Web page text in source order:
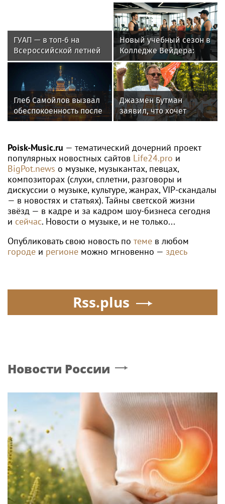
ГУАП — в топ‑6 на
Всероссийской летней
Универсиаде по
спортивному
ориентированию
Новый учебный сезон в
Колледже Вейдера:
стартовали очные
программы подготовки
фитнес-тренеров и
специалистов
индустрии здоровья
Глеб Самойлов вызвал
обеспокоенность после
концерта в Москве
Джазмен Бутман
заявил, что хочет
сделать с Долиной
Poisk-Music.ru — тематический дочерний проект
популярных новостных сайтов Life24.pro и
BigPot.news о музыке, музыкантах, певцах,
композиторах (слухи, сплетни, разговоры и
дискуссии о музыке, культуре, жанрах, VIP-скандалы
— в новостях и статьях). Тайны светской жизни
звёзд — в кадре и за кадром шоу-бизнеса сегодня
и сейчас. Новости о музыке, и не только...
Опубликовать свою новость по теме в любом
городе и регионе можно мгновенно — здесь
Rss.plus
Новости России